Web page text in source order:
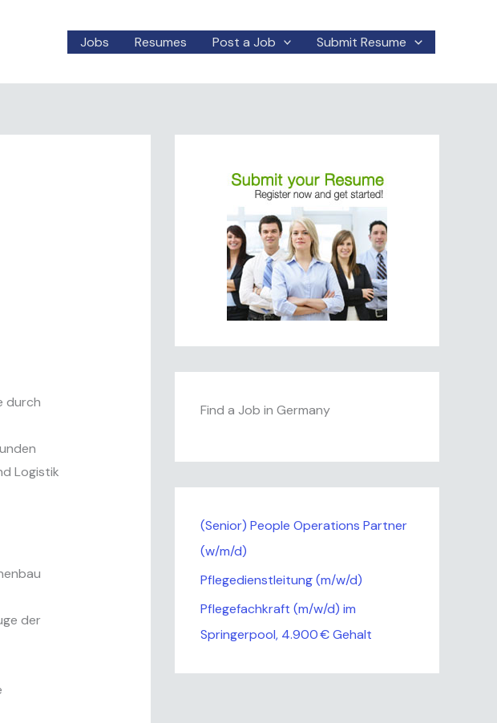
Jobs Resumes Post a Job Submit Resume
durch
Logistik
der
Find a Job in Germany
(Senior) People Operations Partner
(w/m/d)
Pflegedienstleitung (m/w/d)
Pflegefachkraft (m/w/d) im
Springerpool, 4.900 € Gehalt